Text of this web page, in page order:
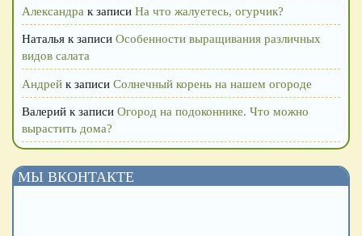
Александра к записи На что жалуетесь, огурчик?
Наталья к записи Особенности выращивания различных
видов салата
Андрей к записи Солнечный корень на нашем огороде
Валерий к записи Огород на подоконнике. Что можно
вырастить дома?
МЫ ВКОНТАКТЕ